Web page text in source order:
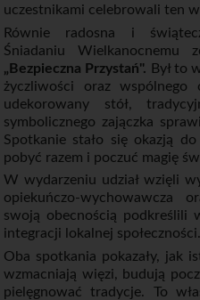
uczestnikami celebrowali ten
Równie radosna i
Śniadaniu Wielkanocnemu
„Bezpieczna Przystań". Był to
życzliwości oraz wspólnego
udekorowany stół,
symbolicznego zajączka
Spotkanie stało się okazją
pobyć razem i poczuć magię
W wydarzeniu udział wzięli
opiekuńczo-wychowawcza
swoją obecnością podkreślili
integracji lokalnej społeczności.
Oba spotkania pokazały, jak
wzmacniają więzi, budują
pielęgnować tradycje. To